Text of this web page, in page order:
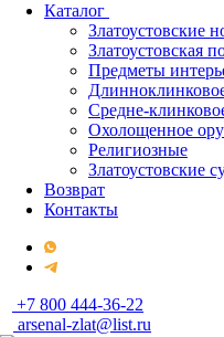
Каталог
Златоустовские
Златоустовская
Предметы
Средне-
Охолощенное
Религиозные
Златоустовские
Возврат
Контакты
+7 800 444-36-22
arsenal-zlat@list.ru